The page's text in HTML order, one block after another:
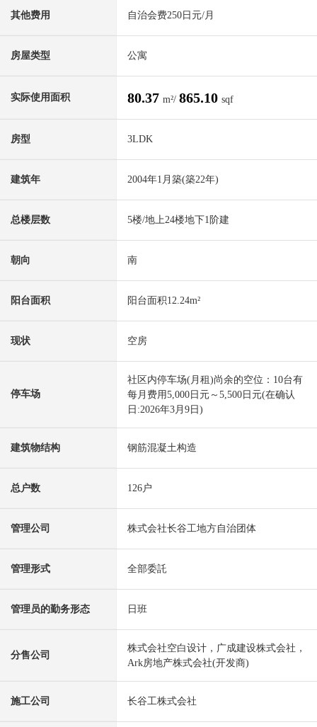
其他费用 自治会费250日元/月
房屋类型 公寓
实际使用面积 80.37 m²/ 865.10 sqf
房型 3LDK
建筑年 2004年1月築(築22年)
总楼层数 5楼/地上24楼地下1阶建
朝向 南
阳台面积 阳台面积12.24m²
现状 空房
停车场
社区内停车场(月租)尚余的空位：10台有
每月费用5,000日元～5,500日元(在确认
日:2026年3月9日)
建筑物结构 钢筋混凝土构造
总户数 126户
管理公司 株式会社长谷工地方自治团体
管理形式 全部委託
管理员的勤务形态 日班
分售公司
株式会社空白设计，广成建设株式会社，
Ark房地产株式会社(开发商)
施工公司 长谷工株式会社